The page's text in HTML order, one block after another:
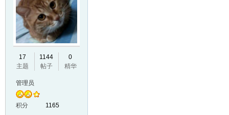
17
主题
1144
帖子
0
精华
管理员
积分 1165